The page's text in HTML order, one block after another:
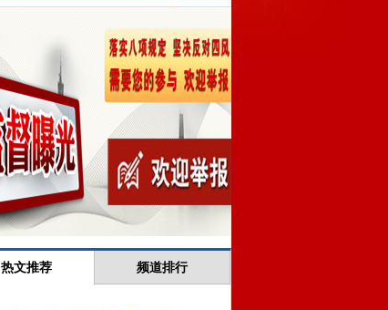
热文推荐 频道排行